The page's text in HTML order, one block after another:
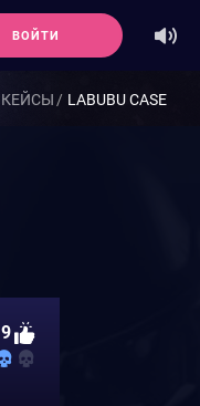
ВОЙТИ
КЕЙСЫ LABUBU CASE
9